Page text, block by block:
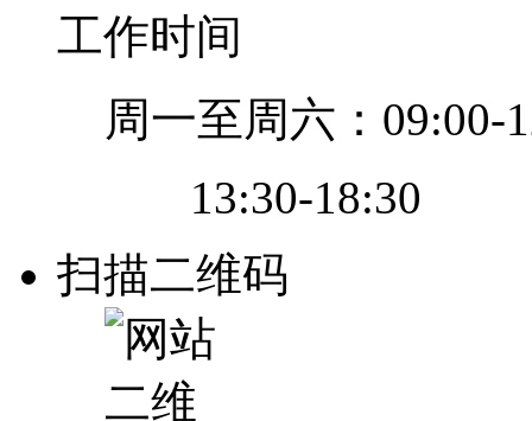
工作时间
周一至周六：09:00-
13:30-18:30
扫描二维码